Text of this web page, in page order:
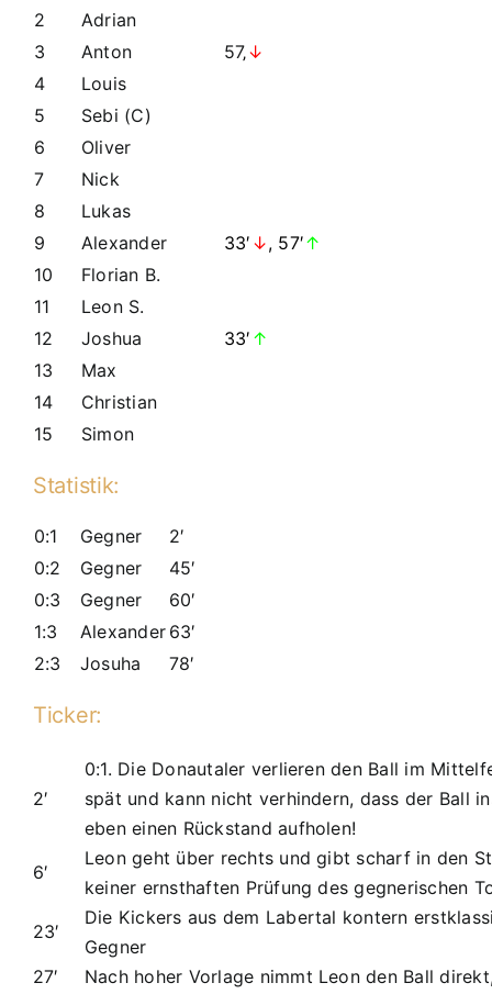
2
Adrian
3
Anton 57‚↓
4
Louis
5
Sebi (C)
6
Oliver
7
Nick
8
Lukas
9
Alexander 33′ ↓, 57′↑
10
Florian B.
11
Leon S.
12
Joshua 33′ ↑
13
Max
14
Christian
15
Simon
Statistik:
0:1 Gegner
2′
0:2
Gegner
45′
0:3
Gegner
60′
1:3
Alexander 63′
2:3
Josuha 78′
Ticker:
2′
0:1. Die Donautaler verlieren den Ball im
spät und kann nicht verhindern, dass der Ball
eben einen Rückstand aufholen!
6′
Leon geht über rechts und gibt scharf in den
keiner ernsthaften Prüfung des gegnerischen
23′
Die Kickers aus dem Labertal kontern
Gegner
27′
Nach hoher Vorlage nimmt Leon den Ball